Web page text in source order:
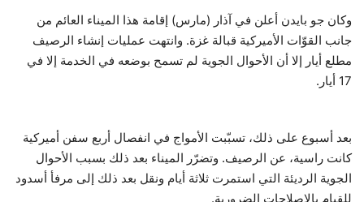
وكان جو بايدن أعلن في آذار (مارس) إقامة هذا الميناء العائم من
جانب القوّات الأميركية قبالة غزة. وانتهت عمليات إنشاء الرصيف
مطلع أيار إلا أن الأحوال الجوية لم تسمح بوضعه في الخدمة إلا في
17 أيار.
بعد أسبوع على ذلك، تسبّبت الأمواج في انفصال أربع سفن أميركية
كانت راسية، عن الرصيف. وتضرّر الميناء بعد ذلك بسبب الأحوال
الجوية الرديئة التي استمرت ثلاثة أيام ونقل بعد ذلك إلى مرفأ أسدود
للقيام بالإصلاحات الضرورية.